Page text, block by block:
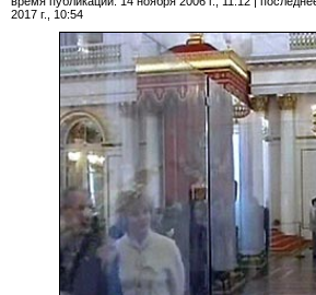
2017 г., 10:54